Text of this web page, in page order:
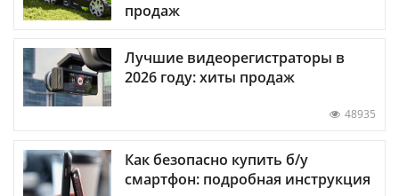
продаж
Лучшие видеорегистраторы в
2026 году: хиты продаж
48935
Как безопасно купить б/у
смартфон: подробная инструкция